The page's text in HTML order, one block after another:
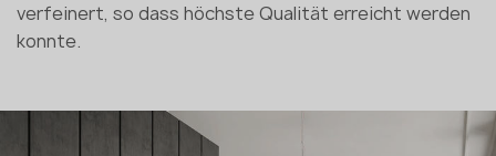
verfeinert, so dass höchste Qualität erreicht werden
konnte.